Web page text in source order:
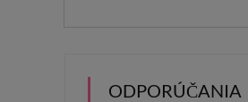
ODPORÚČANIA